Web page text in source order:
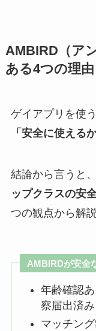
AMBIRD（ア
ある4つの理由
ゲイアプリを使
「安全に使えるか
結論から言うと
ップクラスの安
つの観点から解説
AMBIRDが安全
年齢確認
察届出済み
マッチン